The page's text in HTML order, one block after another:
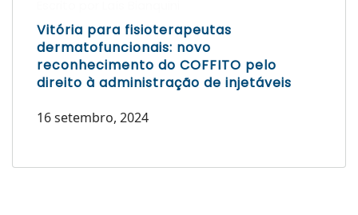
Vitória para fisioterapeutas
dermatofuncionais: novo
reconhecimento do COFFITO pelo
direito à administração de injetáveis
16 setembro, 2024